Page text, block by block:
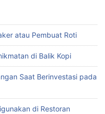
atau Pembuat Roti
di Balik Kopi
Saat Berinvestasi pada
di Restoran